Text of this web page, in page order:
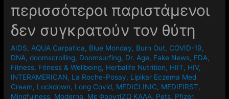
περισσότεροι παριστάμενοι
δεν συγκρατούν τον θύτη
AIDS, AQUA Carpatica, Blue Monday, Burn Out, COVID-19,
DNA,doomscrolling, Doomsurfing, Dr. Age, Fake News, FDA,
Fitness, Fitness & Wellbeing, Herbalife Nutrition, HIIT, HIV,
INTERAMERICAN, La Roche-Posay, Lipikar Eczema Med
Cream, Lockdown, Long Covid, MEDICLINIC, MEDIFIRST,
Mindfulness, Moderna, Mε ΦροντίΖΩ ΚΑΛΑ, Pets, Pfizer,